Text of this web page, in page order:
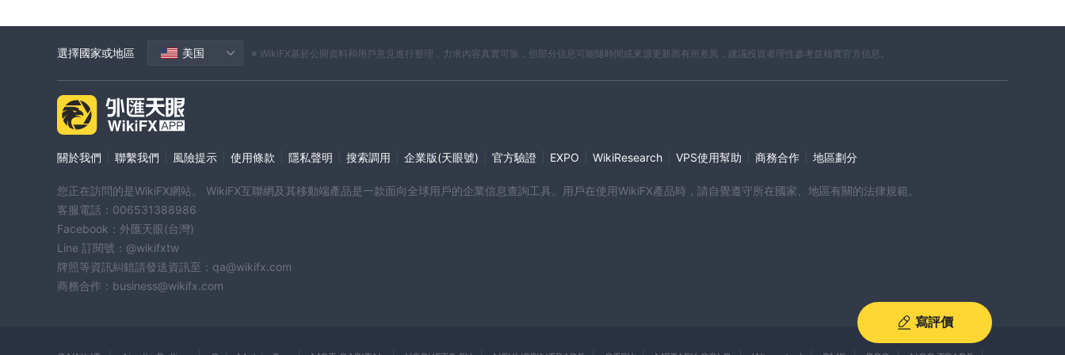
寫評價
選擇國家或地區 美国 ※ WikiFX基於公開資料和用戶意見進行整理，力求內容真實可靠，但部分信息可能隨時間或來源更新而有所差異，建議投資者理性參考並核實官方信息。
關於我們 聯繫我們 風險提示 使用條款 隱私聲明 搜索調用 企業版(天眼號) 官方驗證 EXPO WikiResearch VPS使用幫助 商務合作 地區劃分
您正在訪問的是WikiFX網站。 WikiFX互聯網及其移動端產品是一款面向全球用戶的企業信息查詢工具。用戶在使用WikiFX產品時，請自覺遵守所在國家、地區有關的法律規範。
客服電話：006531388986
Facebook：外匯天眼(台灣)
Line 訂閱號：@wikifxtw
牌照等資訊糾錯請發送資訊至：qa@wikifx.com
商務合作：business@wikifx.com